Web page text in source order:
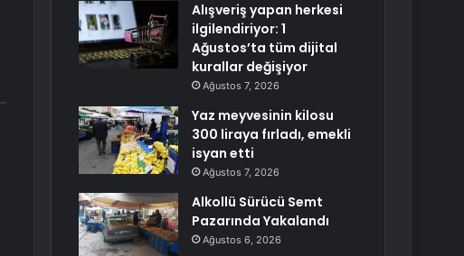
Alışveriş yapan herkesi
ilgilendiriyor: 1
Ağustos’ta tüm dijital
kurallar değişiyor
Ağustos 7, 2026
Yaz meyvesinin kilosu
300 liraya fırladı, emekli
isyan etti
Ağustos 7, 2026
Alkollü Sürücü Semt
Pazarında Yakalandı
Ağustos 6, 2026